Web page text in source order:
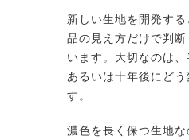
新しい生地を開発す
品の見え方だけで判
います。大切なのは、
あるいは十年後にど
す。
濃色を長く保つ生地